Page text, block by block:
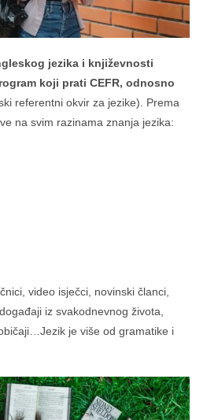
jezika i književnosti
koji prati CEFR, odnosno
referentni okvir za jezike). Prema
na svim razinama znanja jezika:
video isječci, novinski članci,
iz svakodnevnog života,
je više od gramatike i